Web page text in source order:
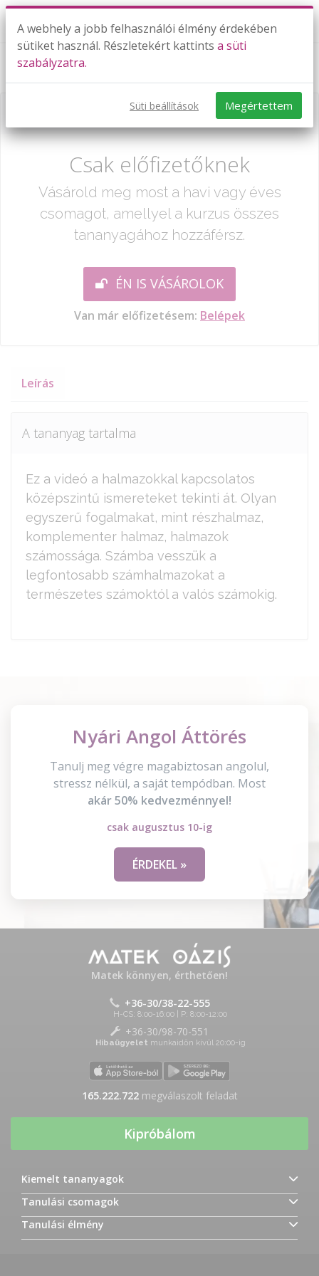
Halmazok - alapfogalmak
Már csak egy lépés:
Csak előfizetőknek
Vásárold meg most a havi vagy éves
csomagot, amellyel a kurzus összes
tananyagához hozzáférsz.
ÉN IS VÁSÁROLOK
Van már előfizetésem: Belépek
Leírás
A tananyag tartalma
Ez a videó a halmazokkal kapcsolatos
középszintű ismereteket tekinti át. Olyan
egyszerű fogalmakat, mint részhalmaz,
komplementer halmaz, halmazok
számossága. Számba vesszük a
legfontosabb számhalmazokat a
természetes számoktól a valós számokig.
Nyári Angol Áttörés
Tanulj meg végre magabiztosan angolul,
stressz nélkül, a saját tempódban. Most
akár 50% kedvezménnyel!
csak augusztus 10-ig
ÉRDEKEL »
Matek könnyen, érthetően!
+36-30/38-22-555
H-CS: 8:00-16:00 | P: 8:00-12:00
+36-30/98-70-551
Hibaügyelet munkaidőn kívül 20:00-ig
165.222.722megválaszolt feladat
Kipróbálom
Kiemelt tananyagok
Tanulási csomagok
Tanulási élmény
A webhely a jobb felhasználói élmény érdekében
sütiket használ. Részletekért kattints a süti
szabályzatra.
Süti beállítások Megértettem